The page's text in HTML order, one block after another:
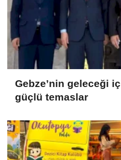
Gebze’nin geleceği
güçlü temaslar